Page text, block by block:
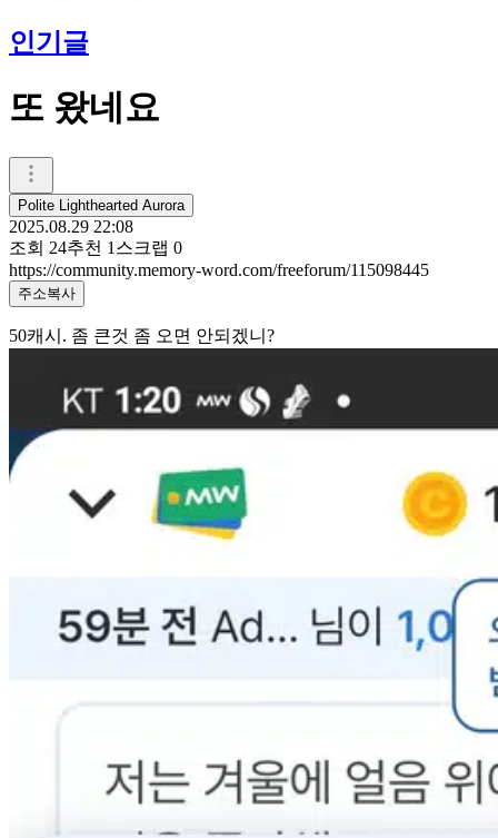
인기글
또 왔네요
Polite Lighthearted Aurora
2025.08.29 22:08
조회 24추천 1 스크랩 0
https://community.memory-word.com/freeforum/115098445
주소복사
50캐시. 좀 큰것 좀 오면 안되겠니?